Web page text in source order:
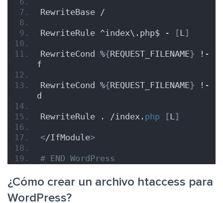
RewriteBase /
RewriteRule ^index\.php$ - [L ]
RewriteCond %{REQUEST_FILENAME} !-
f
RewriteCond %{REQUEST_FILENAME} !-
d
RewriteRule . /index. php [L ]
</IfModule>
# END WordPress
¿Cómo crear un archivo htaccess para
WordPress?